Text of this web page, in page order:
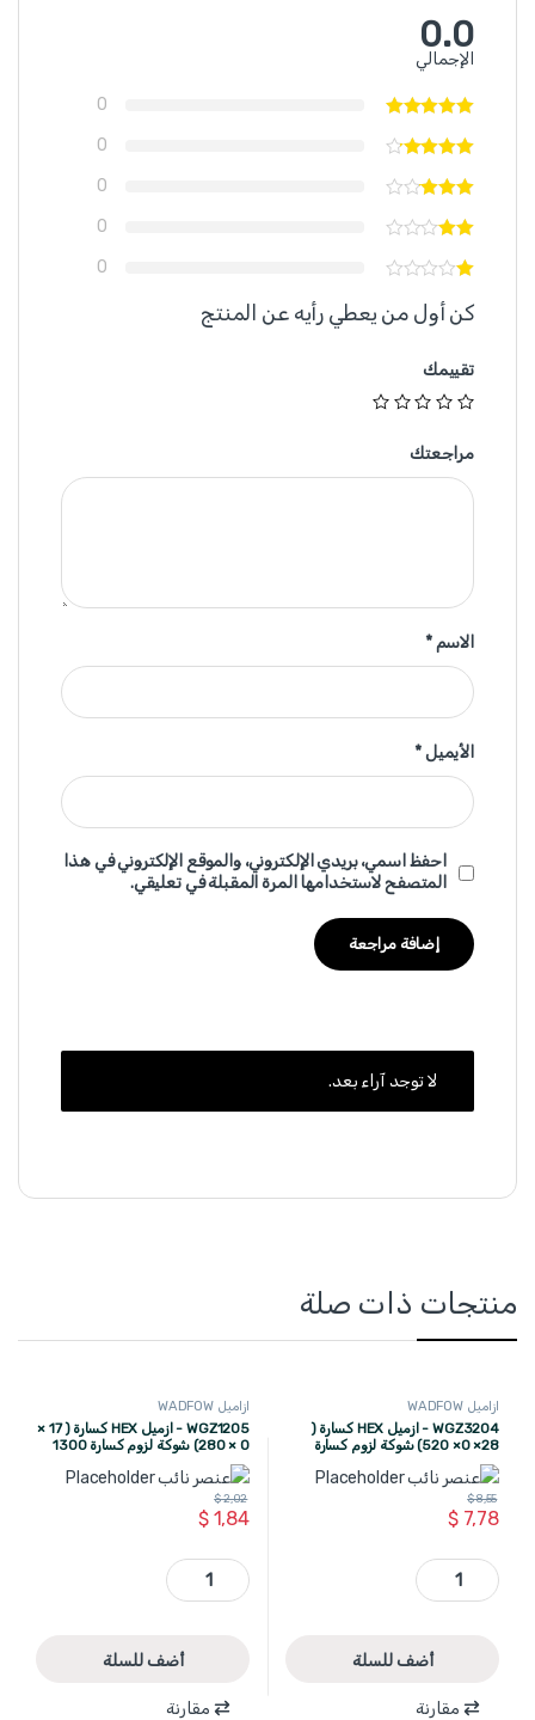
0.0
الإجمالي
0
0
0
0
0
كن أول من يعطي رأيه عن المنتج
تقييمك
مراجعتك
الاسم*
الأيميل*
احفظ اسمي، بريدي الإلكتروني، والموقع الإلكتروني في هذا
المتصفح لاستخدامها المرة المقبلة في تعليقي.
لا توجد آراء بعد.
منتجات ذات صلة
ازاميل WADFOW
WGZ3204 - ازميل HEX كسارة (
28× 0× 520) شوكة لزوم كسارة
1700 واط ماركة WADFOW
$7,78
$8,55
WGZ3204 - ازميل HEX كسارة ( 28× 0× 520) شوكة لزوم كسارة 1700 واط ماركة WADFOW quantity
أضف للسلة
مقارنة
ازاميل WADFOW
WGZ1205 - ازميل HEX كسارة ( 17 ×
0 × 280) شوكة لزوم كسارة 1300
واط WADFOW
$1,84
$2,02
WGZ1205 - ازميل HEX كسارة ( 17 × 0 × 280) شوكة لزوم كسارة 1300 واط WADFOW quantity
أضف للسلة
مقارنة